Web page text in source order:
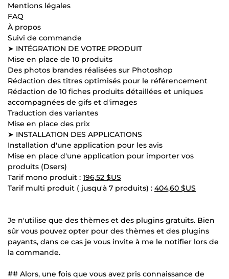
Mentions légales
FAQ
À propos
Suivi de commande
➤ INTÉGRATION DE VOTRE PRODUIT
Mise en place de 10 produits
Des photos brandes réalisées sur Photoshop
Rédaction des titres optimisés pour le référencement
Rédaction de 10 fiches produits détaillées et uniques
accompagnées de gifs et d'images
Traduction des variantes
Mise en place des prix
➤ INSTALLATION DES APPLICATIONS
Installation d'une application pour les avis
Mise en place d'une application pour importer vos
produits (Dsers)
Tarif mono produit : 196,52 $US
Tarif multi produit ( jusqu'à 7 produits) : 404,60 $US
Je n'utilise que des thèmes et des plugins gratuits. Bien
sûr vous pouvez opter pour des thèmes et des plugins
payants, dans ce cas je vous invite à me le notifier lors de
la commande.
## Alors, une fois que vous avez pris connaissance de